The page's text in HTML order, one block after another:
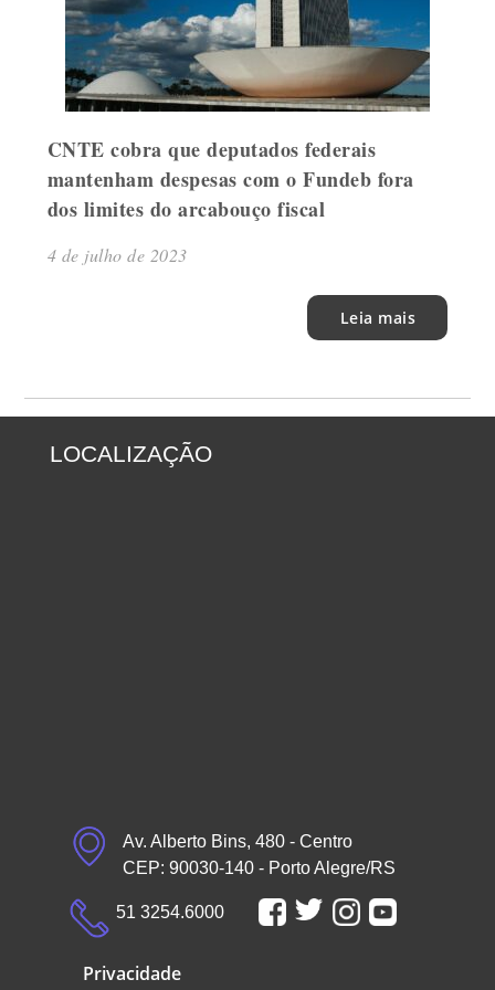
CNTE cobra que deputados federais
mantenham despesas com o Fundeb fora
dos limites do arcabouço fiscal
4 de julho de 2023
Leia mais
LOCALIZAÇÃO
Av. Alberto Bins, 480 - Centro
CEP: 90030-140 - Porto Alegre/RS
51 3254.6000
Privacidade